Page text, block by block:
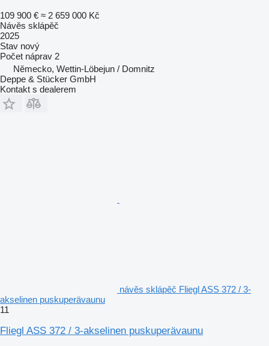
109 900 € ≈ 2 659 000 Kč
Návěs sklápěč
2025
Stav nový
Počet náprav 2
Německo, Wettin-Löbejun / Domnitz
Deppe & Stücker GmbH
Kontakt s dealerem
návěs sklápěč Fliegl ASS 372 / 3-
akselinen puskuperävaunu
11
Fliegl ASS 372 / 3-akselinen puskuperävaunu